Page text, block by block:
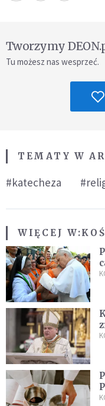
Tworzymy
Tu możesz nas wesprzeć.
TEMATY W
#katecheza
WIĘCEJ W: